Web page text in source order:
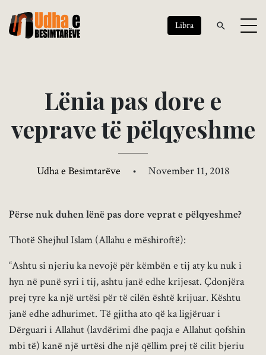
Libra
Lëniapas dore e
vepravetëpëlqyeshme
Udha e Besimtarëve • November 11, 2018
Përse nuk duhen lënë pas dore veprat e pëlqyeshme?
Thotë Shejhul Islam (Allahu e mëshiroftë):
“Ashtu si njeriu ka nevojë për këmbën e tij aty ku nuk i
hyn në punë syri i tij, ashtu janë edhe krijesat. Çdonjëra
prej tyre ka një urtësi për të cilën është krijuar. Kështu
janë edhe adhurimet. Të gjitha ato që ka ligjëruar i
Dërguari i Allahut (lavdërimi dhe paqja e Allahut qofshin
mbi të) kanë një urtësi dhe një qëllim prej të cilit bjeriu